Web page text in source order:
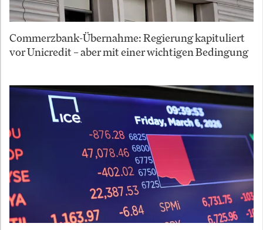
Commerzbank-Übernahme: Regierung kapituliert
vor Unicredit – aber mit einer wichtigen Bedingung